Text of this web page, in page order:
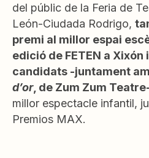
del públic de la Feria de
León-Ciudada Rodrigo,
premi al millor espai
edició de FETEN a Xixón
candidats -juntament
d’or, de Zum Zum
millor espectacle infantil,
Premios MAX.